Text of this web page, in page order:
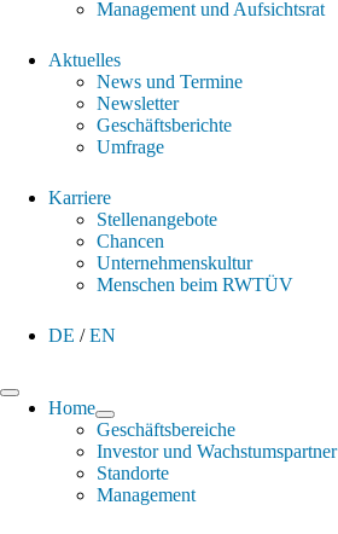
Management und Aufsichtsrat
Aktuelles
News und Termine
Newsletter
Geschäftsberichte
Umfrage
Karriere
Stellenangebote
Chancen
Unternehmenskultur
Menschen beim RWTÜV
DE / EN
Home
Geschäftsbereiche
Investor und Wachstumspartner
Standorte
Management